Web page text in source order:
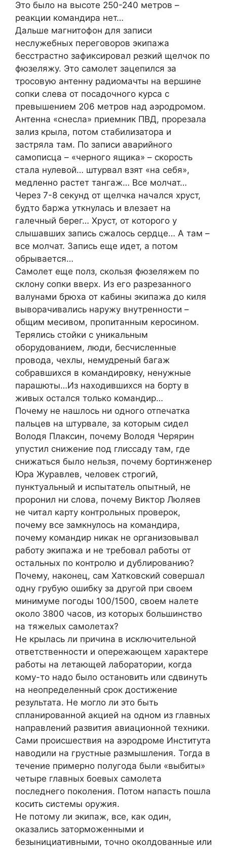
Это было на высоте 250-240 метров –
реакции командира нет…
Дальше магнитофон для записи
неслужебных переговоров экипажа
бесстрастно зафиксировал резкий щелчок по
фюзеляжу. Это самолет зацепился за
тросовую антенну радиомачты на вершине
сопки слева от посадочного курса с
превышением 206 метров над аэродромом.
Антенна «снесла» приемник ПВД, прорезала
зализ крыла, потом стабилизатора и
застряла там. По записи аварийного
самописца – «черного ящика» – скорость
стала нулевой… штурвал взят «на себя»,
медленно растет тангаж… Все молчат…
Через 7-8 секунд от щелчка начался хруст,
будто баржа уткнулась и влезает на
галечный берег… Хруст, от которого у
слышавших запись сжалось сердце… А там –
все молчат. Запись еще идет, а потом
обрывается…
Самолет еще полз, скользя фюзеляжем по
склону сопки вверх. Из его разрезанного
валунами брюха от кабины экипажа до киля
выворачивались наружу внутренности –
общим месивом, пропитанным керосином.
Терялись стойки с уникальным
оборудованием, люди, бесчисленные
провода, чехлы, немудреный багаж
собравшихся в командировку, ненужные
парашюты…Из находившихся на борту в
живых остался только командир…
Почему не нашлось ни одного отпечатка
пальцев на штурвале, за которым сидел
Володя Плаксин, почему Володя Черярин
упустил снижение под глиссаду там, где
снижаться было нельзя, почему бортинженер
Юра Журавлев, человек строгий,
пунктуальный и испытатель опытный, не
проронил ни слова, почему Виктор Люляев
не читал карту контрольных проверок,
почему все замкнулось на командира,
почему командир никак не организовывал
работу экипажа и не требовал работы от
остальных по контролю и дублированию?
Почему, наконец, сам Хатковский совершал
одну грубую ошибку за другой при своем
минимуме погоды 100/1500, своем налете
около 3800 часов, из которых большинство
на тяжелых самолетах?
Не крылась ли причина в исключительной
ответственности и опережающем характере
работы на летающей лаборатории, когда
кому-то надо было остановить или сдвинуть
на неопределенный срок достижение
результата. Не могло ли это быть
спланированной акцией на одном из главных
направлений развития авиационной техники.
Сами происшествия на аэродроме Института
наводили на грустные размышления. Тогда в
течение примерно полугода были «выбиты»
четыре главных боевых самолета
последнего поколения. Потом напасть пошла
косить системы оружия.
Не потому ли экипаж, все, как один,
оказались заторможенными и
безынициативными, точно околдованные или